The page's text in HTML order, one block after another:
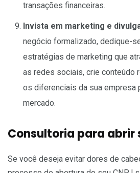
transações financeiras.
Invista em marketing e
negócio formalizado, dedique-
estratégias de marketing que
as redes sociais, crie conteúdo
os diferenciais da sua empresa
mercado.
Consultoria para abrir
Se você deseja evitar dores de